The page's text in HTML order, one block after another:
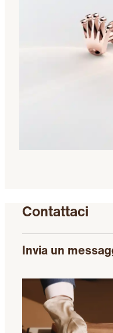
Contattaci
Invia un